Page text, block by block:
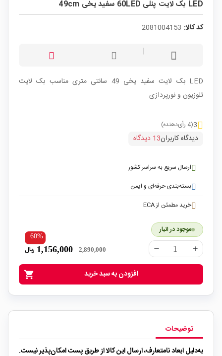
LED بک لایت پنلی 60LED سفید یخی 49cm
کد کالا: 2081004153
LED بک لایت سفید یخی 49 سانتی متری مناسب بک لایت
تلوزیون و نورپردازی
3(4 رأی‌دهنده)
دیدگاه کاربران13 دیدگاه
ارسال سریع به سراسر کشور
بسته‌بندی حرفه‌ای و ایمن
خرید مطمئن از ECA
موجود در انبار
remove add
60%
2,890,000
1,156,000 ریال
shopping_cart افزودن به سبد خرید
توضیحات
به‌دلیل ابعاد نامتعارف، ارسال این کالا از طریق پست امکان‌پذیر نیست.